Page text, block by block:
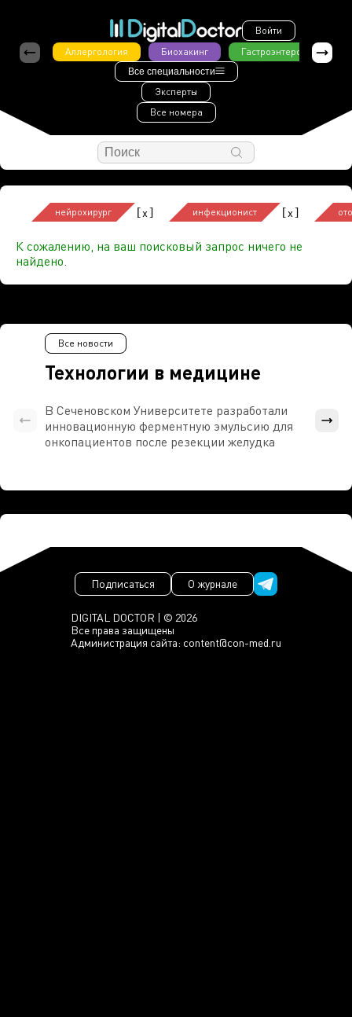
Войти
Аллергология
Биохакинг Гастроэнтерология
Все специальности
Эксперты
Все номера
нейрохирург [x] инфекционист [x]
К сожалению, на ваш поисковый запрос ничего не
найдено.
Технологии в медицине
Все новости
В Сеченовском Университете разработали
инновационную ферментную эмульсию для
онкопациентов после резекции желудка
DIGITAL DOCTOR | © 2026
Все права защищены
Администрация сайта: content@con-med.ru
Подписаться О журнале